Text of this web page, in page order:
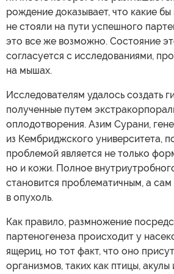
рождение доказывает, что какие бы
не стояли на пути успешного
это все же возможно. Состояние
согласуется с исследованиями,
на мышах.
Исследователям удалось создать
полученные путем
оплодотворения. Азим Сурани,
из Кембриджского университета,
проблемой является не только
но и кожи. Полное
становится проблематичным, а
в опухоль.
Как правило, размножение
партеногенеза происходит у
ящериц, но тот факт, что оно
организмов, таких как птицы,